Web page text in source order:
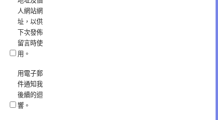
人網站網
址，以供
下次發佈
留言時使
用。
用電子郵
件通知我
後續的迴
響。